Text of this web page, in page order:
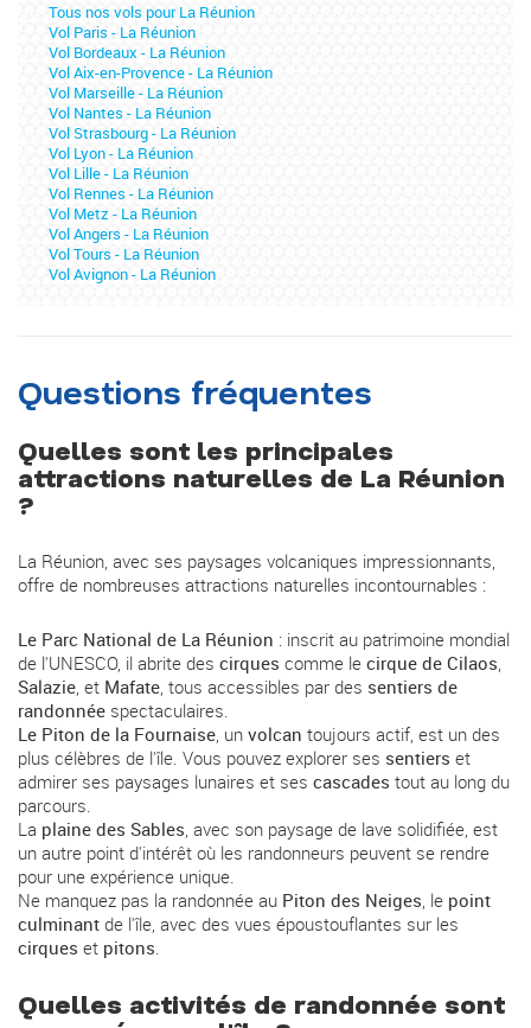
Tous nos vols pour La Réunion
Vol Paris - La Réunion
Vol Bordeaux - La Réunion
Vol Aix-en-Provence - La Réunion
Vol Marseille - La Réunion
Vol Nantes - La Réunion
Vol Strasbourg - La Réunion
Vol Lyon - La Réunion
Vol Lille - La Réunion
Vol Rennes - La Réunion
Vol Metz - La Réunion
Vol Angers - La Réunion
Vol Tours - La Réunion
Vol Avignon - La Réunion
Questions fréquentes
Quelles sont les principales
attractions naturelles de La Réunion
?
La Réunion, avec ses paysages volcaniques impressionnants,
offre de nombreuses attractions naturelles incontournables :
Le Parc National de La Réunion : inscrit au patrimoine mondial
de l'UNESCO, il abrite des cirques comme le cirque de Cilaos,
Salazie, et Mafate, tous accessibles par des sentiers de
randonnée spectaculaires.
Le Piton de la Fournaise, un volcan toujours actif, est un des
plus célèbres de l'île. Vous pouvez explorer ses sentiers et
admirer ses paysages lunaires et ses cascades tout au long du
parcours.
La plaine des Sables, avec son paysage de lave solidifiée, est
un autre point d'intérêt où les randonneurs peuvent se rendre
pour une expérience unique.
Ne manquez pas la randonnée au Piton des Neiges, le point
culminant de l'île, avec des vues époustouflantes sur les
cirques et pitons.
Quelles activités de randonnée sont